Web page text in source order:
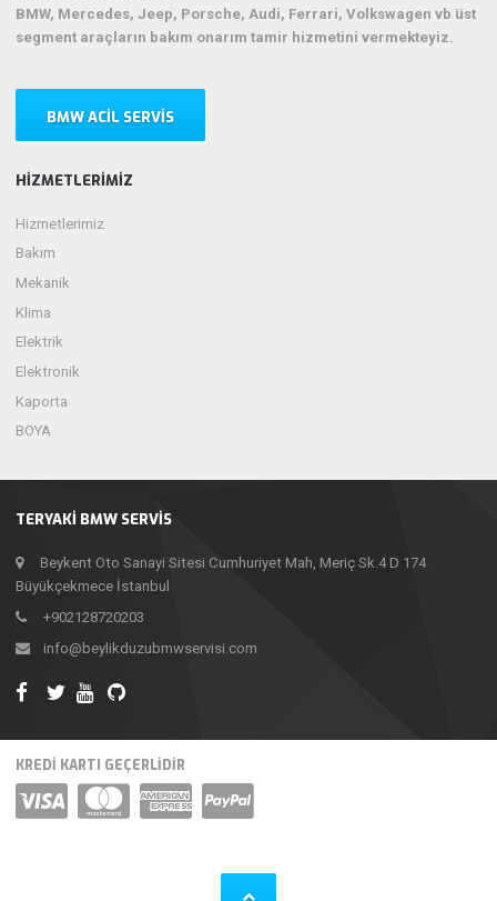
TERYAKI BMW SERVIS
Beykent Oto Sanayi Sitesi Cumhuriyet Mah, Meriç Sk.4 D 174
Büyükçekmece İstanbul
+902128720203
info@beylikduzubmwservisi.com
BMW, Mercedes, Jeep, Porsche, Audi, Ferrari, Volkswagen vb üst
segment araçların bakım onarım tamir hizmetini vermekteyiz.
BMW ACIL SERVIS
HIZMETLERIMIZ
Hizmetlerimiz
Bakım
Mekanik
Klima
Elektrik
Elektronik
Kaporta
BOYA
KREDI KARTI GEÇERLIDIR